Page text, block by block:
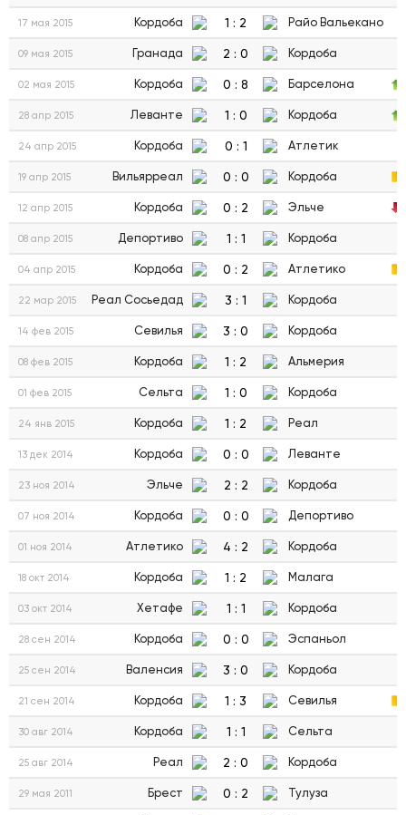
17 мая 2015 Кордоба 1 : 2 Райо Вальекано
09 мая 2015 Гранада 2 : 0 Кордоба
02 мая 2015 Кордоба 0 : 8 Барселона
28 апр 2015 Леванте 1 : 0 Кордоба
24 апр 2015 Кордоба 0 : 1 Атлетик
19 апр 2015 Вильярреал 0 : 0 Кордоба
12 апр 2015 Кордоба 0 : 2 Эльче
08 апр 2015 Депортиво 1 : 1 Кордоба
04 апр 2015 Кордоба 0 : 2 Атлетико
22 мар 2015 Реал Сосьедад 3 : 1 Кордоба
14 фев 2015 Севилья 3 : 0 Кордоба
08 фев 2015 Кордоба 1 : 2 Альмерия
01 фев 2015 Сельта 1 : 0 Кордоба
24 янв 2015 Кордоба 1 : 2 Реал
13 дек 2014 Кордоба 0 : 0 Леванте
23 ноя 2014 Эльче 2 : 2 Кордоба
07 ноя 2014 Кордоба 0 : 0 Депортиво
01 ноя 2014 Атлетико 4 : 2 Кордоба
18 окт 2014 Кордоба 1 : 2 Малага
03 окт 2014 Хетафе 1 : 1 Кордоба
28 сен 2014 Кордоба 0 : 0 Эспаньол
25 сен 2014 Валенсия 3 : 0 Кордоба
21 сен 2014 Кордоба 1 : 3 Севилья
30 авг 2014 Кордоба 1 : 1 Сельта
25 авг 2014 Реал 2 : 0 Кордоба
29 мая 2011 Брест 0 : 2 Тулуза